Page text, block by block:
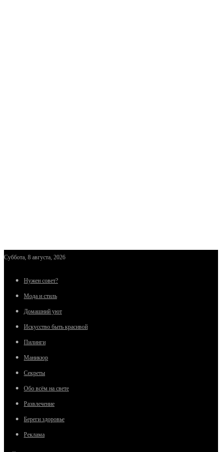
Суббота, 8 августа, 2026
Нужен совет?
Мода и стиль
Домашний уют
Искусство быть красивой
Пилинги
Маникюр
Секреты
Обо всём на свете
Развлечение
Береги здоровье
Реклама